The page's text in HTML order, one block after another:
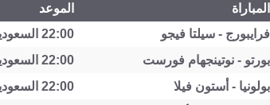
المباراة
الموعد
فرايبورج - سيلتا فيجو
22:00 السعودية، 23:00 الإمارات
بورتو - نوتينجهام فورست
22:00 السعودية، 23:00 الإمارات
بولونيا - أستون فيلا
22:00 السعودية، 23:00 الإمارات